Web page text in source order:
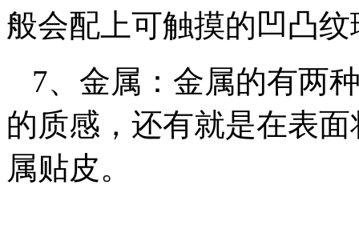
般会配上可触摸的凹凸
7、金属：金属的有两
的质感，还有就是在表
属贴皮。